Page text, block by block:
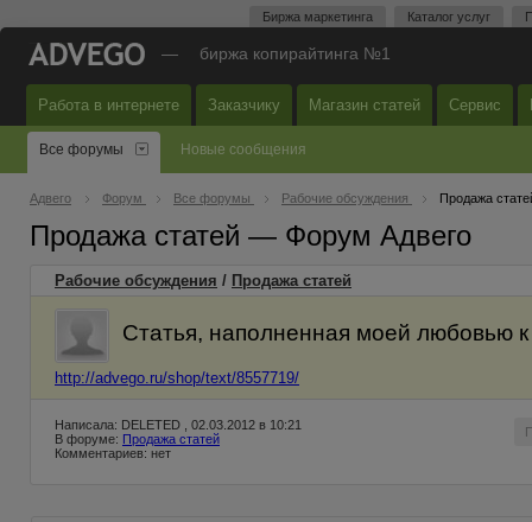
Биржа маркетинга Каталог услуг
— биржа копирайтинга №1
Работа в интернете Заказчику Магазин статей Сервис
Все форумы Новые сообщения
Адвего Форум Все форумы Рабочие обсуждения Продажа
Продажа статей — Форум Адвего
Рабочие обсуждения / Продажа статей
Статья, наполненная моей любовью к
http://advego.ru/shop/text/8557719/
Написала: DELETED , 02.03.2012 в 10:21
В форуме: Продажа статей
Комментариев: нет